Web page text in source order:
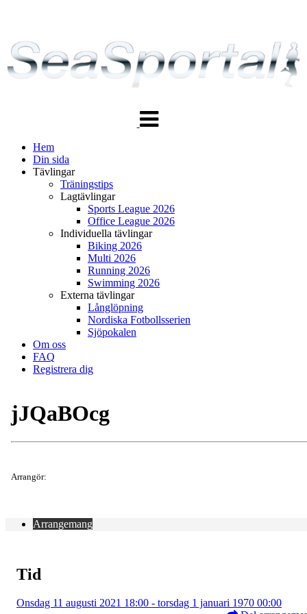
navigering
Hem
Din sida
Tävlingar
Träningstips
Lagtävlingar
Sports League 2026
Office League 2026
Individuella tävlingar
Biking 2026
Multi 2026
Running 2026
Swimming 2026
Externa tävlingar
Långlöpning
Nordiska Fotbollsserien
Sjöpokalen
Om oss
FAQ
Registrera dig
jJQaBOcg
Arrangör:
Arrangemang
Tid
Onsdag 11 augusti 2021 18:00 - torsdag 1 januari 1970 00:00